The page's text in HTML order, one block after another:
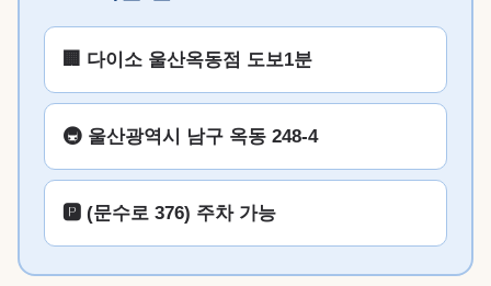
🏢 다이소 울산옥동점 도보1분
🚇 울산광역시 남구 옥동 248-4
🅿️ (문수로 376) 주차 가능